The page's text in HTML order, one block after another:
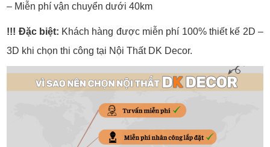
– Miễn phí vận chuyển dưới 40km
!!! Đặc biệt: Khách hàng được miễn phí 100% thiết kế 2D –
3D khi chọn thi công tại Nội Thất DK Decor.